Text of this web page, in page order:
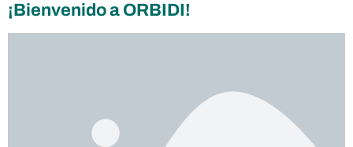
¡Bienvenido a ORBIDI!